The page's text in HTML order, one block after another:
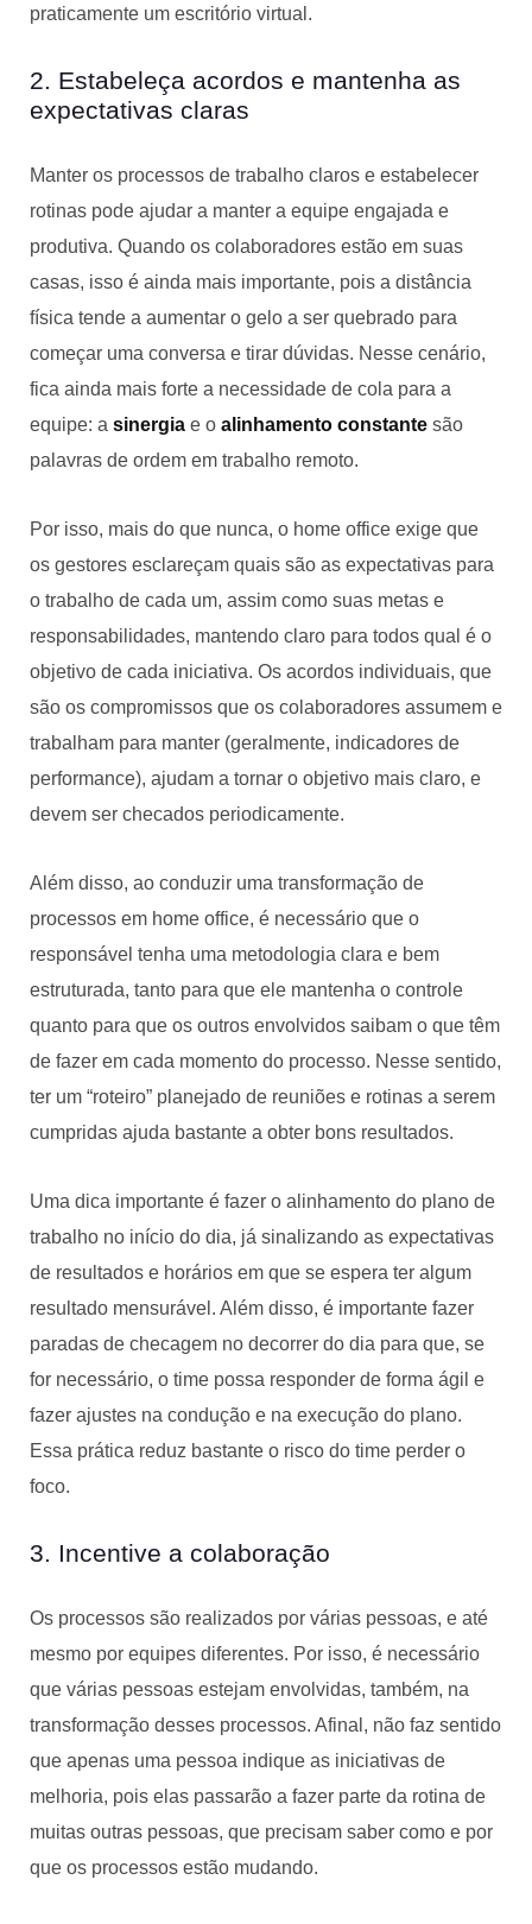
praticamente um escritório virtual.
2. Estabeleça acordos e mantenha as
expectativas claras
Manter os processos de trabalho claros e estabelecer
rotinas pode ajudar a manter a equipe engajada e
produtiva. Quando os colaboradores estão em suas
casas, isso é ainda mais importante, pois a distância
física tende a aumentar o gelo a ser quebrado para
começar uma conversa e tirar dúvidas. Nesse cenário,
fica ainda mais forte a necessidade de cola para a
equipe: a sinergia e o alinhamento constante são
palavras de ordem em trabalho remoto.
Por isso, mais do que nunca, o home office exige que
os gestores esclareçam quais são as expectativas para
o trabalho de cada um, assim como suas metas e
responsabilidades, mantendo claro para todos qual é o
objetivo de cada iniciativa. Os acordos individuais, que
são os compromissos que os colaboradores assumem e
trabalham para manter (geralmente, indicadores de
performance), ajudam a tornar o objetivo mais claro, e
devem ser checados periodicamente.
Além disso, ao conduzir uma transformação de
processos em home office, é necessário que o
responsável tenha uma metodologia clara e bem
estruturada, tanto para que ele mantenha o controle
quanto para que os outros envolvidos saibam o que têm
de fazer em cada momento do processo. Nesse sentido,
ter um “roteiro” planejado de reuniões e rotinas a serem
cumpridas ajuda bastante a obter bons resultados.
Uma dica importante é fazer o alinhamento do plano de
trabalho no início do dia, já sinalizando as expectativas
de resultados e horários em que se espera ter algum
resultado mensurável. Além disso, é importante fazer
paradas de checagem no decorrer do dia para que, se
for necessário, o time possa responder de forma ágil e
fazer ajustes na condução e na execução do plano.
Essa prática reduz bastante o risco do time perder o
foco.
3. Incentive a colaboração
Os processos são realizados por várias pessoas, e até
mesmo por equipes diferentes. Por isso, é necessário
que várias pessoas estejam envolvidas, também, na
transformação desses processos. Afinal, não faz sentido
que apenas uma pessoa indique as iniciativas de
melhoria, pois elas passarão a fazer parte da rotina de
muitas outras pessoas, que precisam saber como e por
que os processos estão mudando.